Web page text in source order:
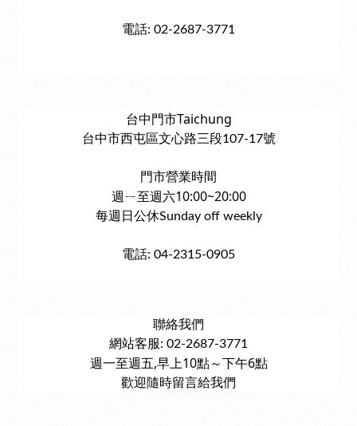
電話: 02-2687-3771
台中門市Taichung
台中市西屯區文心路三段107-17號
門市營業時間
週ㄧ至週六10:00~20:00
每週日公休Sunday off weekly
電話: 04-2315-0905
聯絡我們
網站客服: 02-2687-3771
週一至週五,早上10點～下午6點
歡迎隨時留言給我們